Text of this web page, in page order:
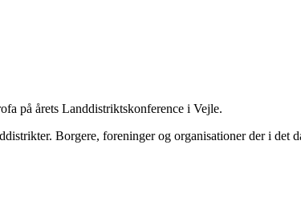
på årets Landdistriktskonference i Vejle.
Borgere, foreninger og organisationer der i det